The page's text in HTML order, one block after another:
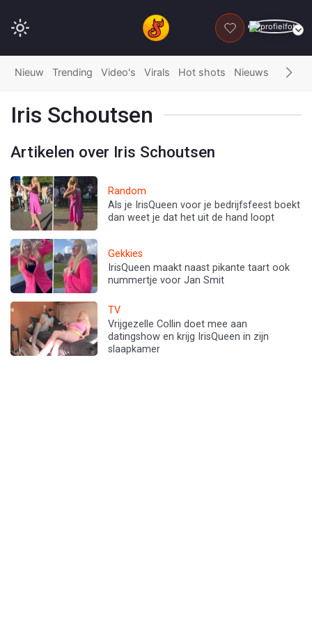
DONEER
Nieuw Trending Video's Virals Hot shots Nieuws Fails
Iris Schoutsen
Artikelen over Iris Schoutsen
Random
Als je IrisQueen voor je bedrijfsfeest boekt
dan weet je dat het uit de hand loopt
Gekkies
IrisQueen maakt naast pikante taart ook
nummertje voor Jan Smit
TV
Vrijgezelle Collin doet mee aan
datingshow en krijg IrisQueen in zijn
slaapkamer